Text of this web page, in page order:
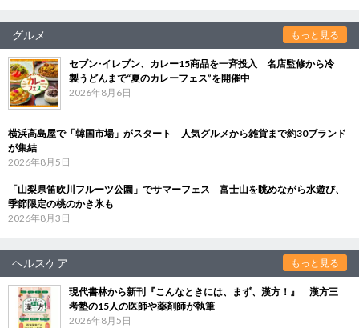
グルメ もっと見る
セブン‐イレブン、カレー15商品を一斉投入 名店監修から冷
製うどんまで“夏のカレーフェス”を開催中
2026年8月6日
横浜高島屋で「韓国市場」がスタート 人気グルメから雑貨まで約30ブランド
が集結
2026年8月5日
「山梨県笛吹川フルーツ公園」でサマーフェス 富士山を眺めながら水遊び、
季節限定の桃のかき氷も
2026年8月3日
ヘルスケア もっと見る
現代書林から新刊『こんなときには、まず、漢方！』 漢方三
考塾の15人の医師や薬剤師が執筆
2026年8月5日